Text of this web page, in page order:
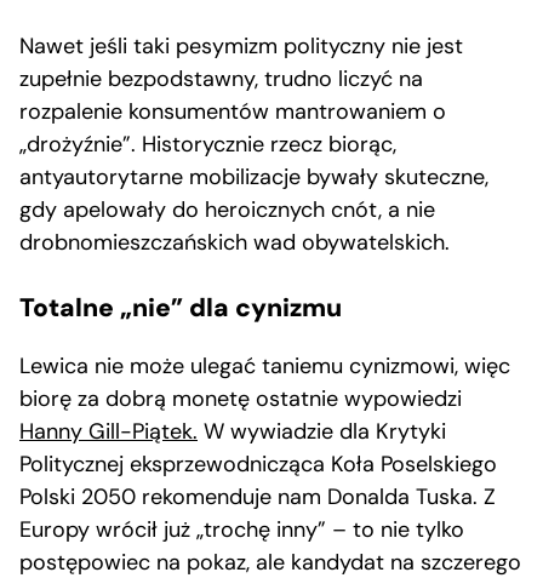
Nawet jeśli taki pesymizm polityczny nie jest
zupełnie bezpodstawny, trudno liczyć na
rozpalenie konsumentów mantrowaniem o
„drożyźnie”. Historycznie rzecz biorąc,
antyautorytarne mobilizacje bywały skuteczne,
gdy apelowały do heroicznych cnót, a nie
drobnomieszczańskich wad obywatelskich.
Totalne „nie” dla cynizmu
Lewica nie może ulegać taniemu cynizmowi, więc
biorę za dobrą monetę ostatnie wypowiedzi
Hanny Gill-Piątek. W wywiadzie dla Krytyki
Politycznej eksprzewodnicząca Koła Poselskiego
Polski 2050 rekomenduje nam Donalda Tuska. Z
Europy wrócił już „trochę inny” – to nie tylko
postępowiec na pokaz, ale kandydat na szczerego